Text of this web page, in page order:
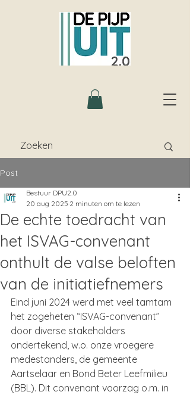
Post
De echte toedracht van
het ISVAG-convenant
onthult de valse beloften
van de initiatiefnemers
Bestuur DPU2.0
20 aug 2025 2 minuten om te lezen
Eind juni 2024 werd met veel tamtam
het zogeheten “ISVAG-convenant”
door diverse stakeholders
ondertekend, w.o. onze vroegere
medestanders, de gemeente
Aartselaar en Bond Beter Leefmilieu
(BBL). Dit convenant voorzag o.m. in